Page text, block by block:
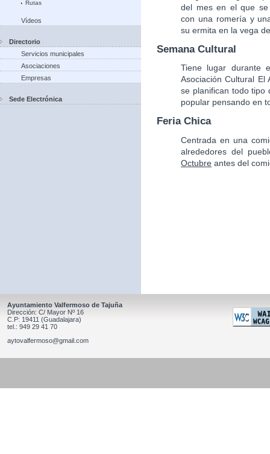
Rutas
Vídeos
Directorio
Servicios municipales
Asociaciones
Empresas
Sede Electrónica
del mes en el que
con una romería y
su ermita en la vega
Semana Cultural
Tiene lugar durante
Asociación Cultural
se planifican todo tipo
popular pensando en
Feria Chica
Centrada en una
alrededores del
Octubre antes del
Ayuntamiento Valfermoso de Tajuña
Dirección: C/ Mayor Nº 16
C.P: 19411 (Guadalajara)
tel.: 949 29 41 70
aytovalfermoso@gmail.com